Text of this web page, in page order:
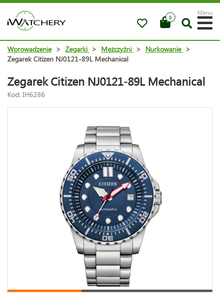
0
Menu
Wprowadzenie > Zegarki > Mężczyźni > Nurkowanie >
Zegarek Citizen NJ0121-89L Mechanical
Zegarek Citizen NJ0121-89L Mechanical
Kod: IH6286